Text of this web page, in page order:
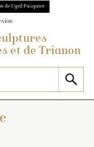
de Cyril Pasquier
et de Trianon